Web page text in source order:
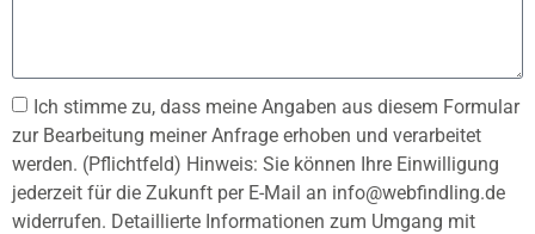
Ich stimme zu, dass meine Angaben aus diesem Formular
zur Bearbeitung meiner Anfrage erhoben und verarbeitet
werden. (Pflichtfeld) Hinweis: Sie können Ihre Einwilligung
jederzeit für die Zukunft per E-Mail an info@webfindling.de
widerrufen. Detaillierte Informationen zum Umgang mit